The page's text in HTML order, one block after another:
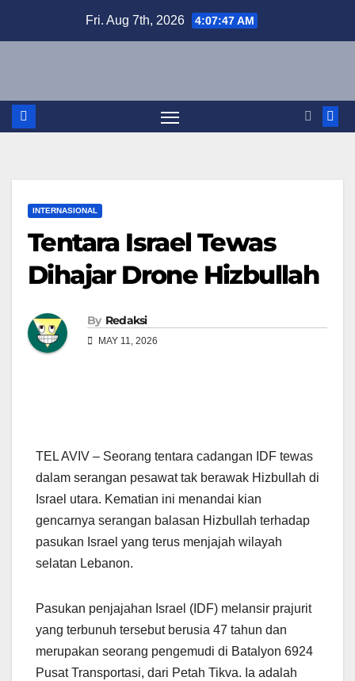
Fri. Aug 7th, 2026 4:07:48 AM
INTERNASIONAL
Tentara Israel Tewas
Dihajar Drone Hizbullah
By Redaksi
MAY 11, 2026
TEL AVIV – Seorang tentara cadangan IDF tewas
dalam serangan pesawat tak berawak Hizbullah di
Israel utara. Kematian ini menandai kian
gencarnya serangan balasan Hizbullah terhadap
pasukan Israel yang terus menjajah wilayah
selatan Lebanon.
Pasukan penjajahan Israel (IDF) melansir prajurit
yang terbunuh tersebut berusia 47 tahun dan
merupakan seorang pengemudi di Batalyon 6924
Pusat Transportasi, dari Petah Tikva. Ia adalah